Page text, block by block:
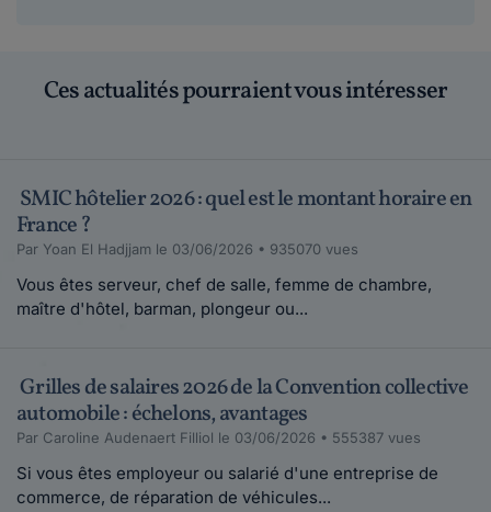
Ces actualités pourraient vous intéresser
SMIC hôtelier 2026 : quel est le montant horaire en
France ?
Par Yoan El Hadjjam le 03/06/2026 • 935070 vues
Vous êtes serveur, chef de salle, femme de chambre,
maître d'hôtel, barman, plongeur ou...
Grilles de salaires 2026 de la Convention collective
automobile : échelons, avantages
Par Caroline Audenaert Filliol le 03/06/2026 • 555387 vues
Si vous êtes employeur ou salarié d'une entreprise de
commerce, de réparation de véhicules...